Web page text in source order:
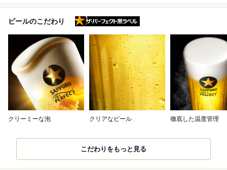
ビールのこだわり
クリーミーな泡 クリアなビール 徹底した温度管理
こだわりをもっと見る